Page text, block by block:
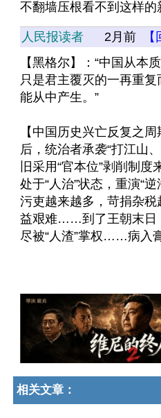
不翻墙压根看不到这样的
人民报读者 2月前
【黑格尔】：“中国从本
只是君主覆灭的一再重
能从中产生。”
【中国历史兴亡反复之
后，统治者承袭“打江山
旧采用“官本位”剥削制
处于“人治”状态，重演“
污吏越来越多，苛捐杂税
益艰难……到了王朝末日
尽被“人渣”掌权……病入
相关文章：